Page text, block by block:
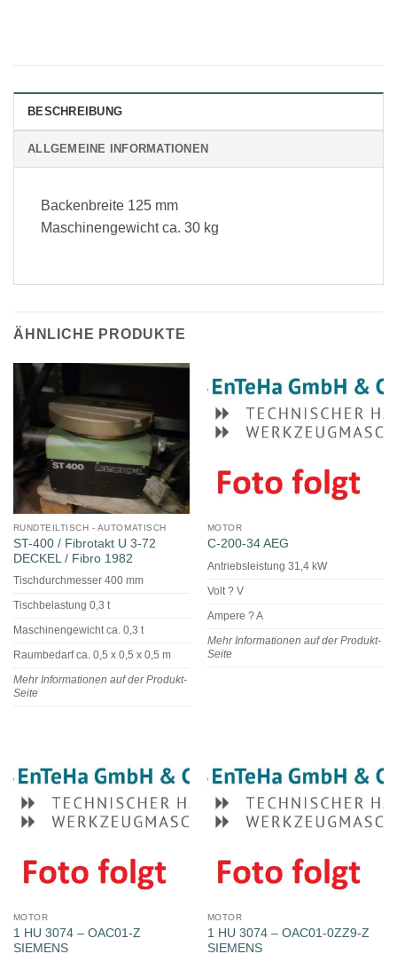
BESCHREIBUNG
ALLGEMEINE INFORMATIONEN
Backenbreite 125 mm
Maschinengewicht ca. 30 kg
ÄHNLICHE PRODUKTE
RUNDTEILTISCH - AUTOMATISCH
ST-400 / Fibrotakt U 3-72
DECKEL / Fibro 1982
Tischdurchmesser 400 mm
Tischbelastung 0,3 t
Maschinengewicht ca. 0,3 t
Raumbedarf ca. 0,5 x 0,5 x 0,5 m
Mehr Informationen auf der Produkt-
Seite
MOTOR
C-200-34 AEG
Antriebsleistung 31,4 kW
Volt ? V
Ampere ? A
Mehr Informationen auf der Produkt-
Seite
MOTOR
1 HU 3074 – OAC01-Z
SIEMENS
MOTOR
1 HU 3074 – OAC01-0ZZ9-Z
SIEMENS